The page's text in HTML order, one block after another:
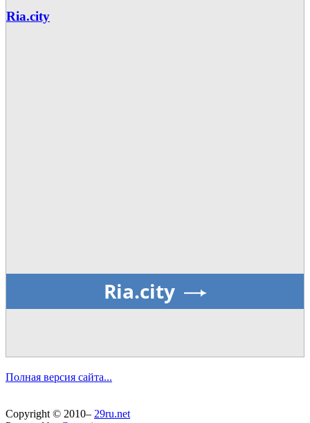
Ria.city
Ria.city
Полная версия сайта...
Copyright © 2010– 29ru.net